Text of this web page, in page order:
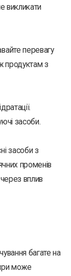
викликати
перевагу
продуктам з
засоби.
засоби з
променів
вплив
багате на
може